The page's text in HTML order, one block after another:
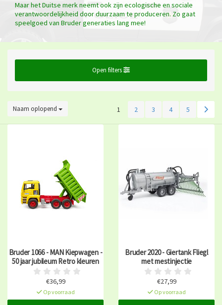
Maar het Duitse merk neemt ook zijn ecologische en sociale
verantwoordelijkheid door duurzaam te produceren. Zo gaat
speelgoed van Bruder generaties lang mee!
Open filters
Naam oplopend 1 2 3 4 5
Bruder 1066 - MAN Kiepwagen -
50 jaar jubileum Retro kleuren
€36,99
Op voorraad
Bruder 2020 - Giertank Fliegl
met mestinjectie
€27,99
Op voorraad